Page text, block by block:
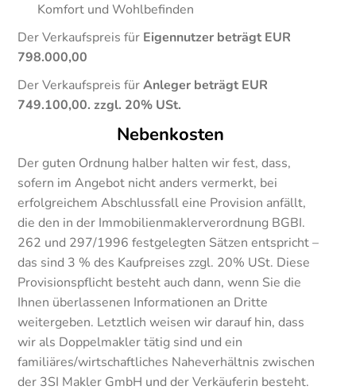
Komfort und Wohlbefinden
Der Verkaufspreis für Eigennutzer beträgt EUR
798.000,00
Der Verkaufspreis fürAnleger beträgt EUR
749.100,00. zzgl. 20% USt.
Nebenkosten
Der guten Ordnung halber halten wir fest, dass,
sofern im Angebot nicht anders vermerkt, bei
erfolgreichem Abschlussfall eine Provision anfällt,
die den in der Immobilienmaklerverordnung BGBI.
262 und 297/1996 festgelegten Sätzen entspricht –
das sind 3 % des Kaufpreises zzgl. 20% USt. Diese
Provisionspflicht besteht auch dann, wenn Sie die
Ihnen überlassenen Informationen an Dritte
weitergeben. Letztlich weisen wir darauf hin, dass
wir als Doppelmakler tätig sind und ein
familiäres/wirtschaftliches Naheverhältnis zwischen
der 3SI Makler GmbH und der Verkäuferin besteht.